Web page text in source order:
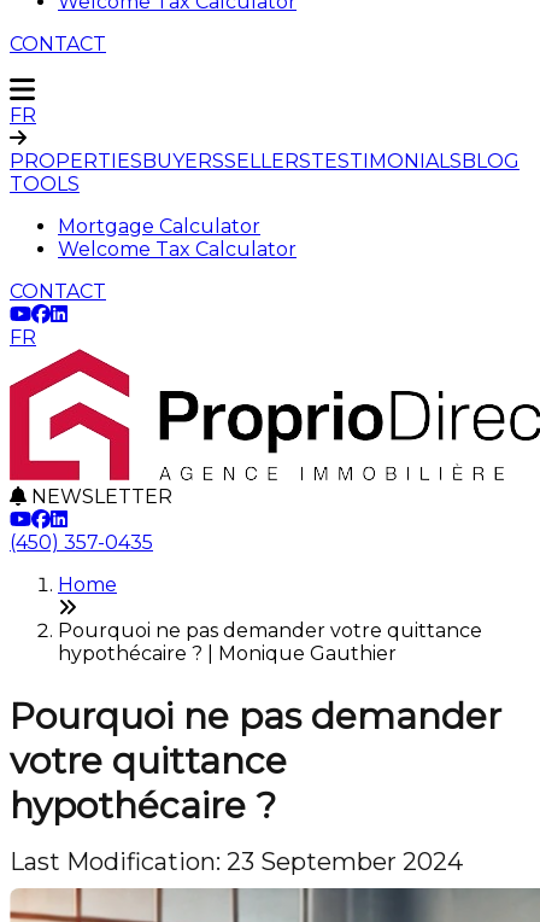
CONTACT
FR
PROPERTIESBUYERSSELLERSTESTIMONIALSBLOG
TOOLS
Mortgage Calculator
Welcome Tax Calculator
CONTACT
FR
NEWSLETTER
(450) 357-0435
Home
Pourquoi ne pas demander votre quittance
hypothécaire ? | Monique Gauthier
Pourquoi ne pas demander
votre quittance
hypothécaire ?
Last Modification: 23 September 2024